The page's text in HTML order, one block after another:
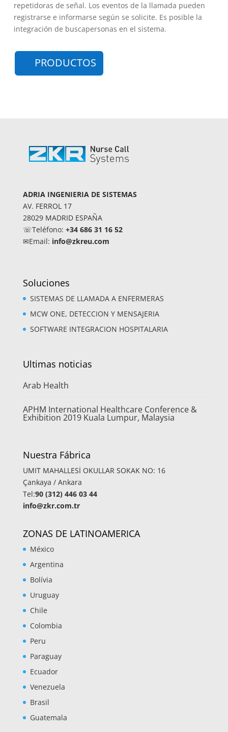
repetidoras de señal. Los eventos de la llamada pueden
registrarse e informarse según se solicite. Es posible la
integración de buscapersonas en el sistema.
PRODUCTOS
ADRIA INGENIERIA DE SISTEMAS
AV. FERROL 17
28029 MADRID ESPAÑA
☏Teléfono: +34 686 31 16 52
✉Email: info@zkreu.com
Soluciones
SISTEMAS DE LLAMADA A ENFERMERAS
MCW ONE, DETECCION Y MENSAJERIA
SOFTWARE INTEGRACION HOSPITALARIA
Ultimas noticias
Arab Health
APHM International Healthcare Conference &
Exhibition 2019 Kuala Lumpur, Malaysia
Nuestra Fábrica
UMIT MAHALLESİ OKULLAR SOKAK NO: 16
Çankaya / Ankara
Tel:90 (312) 446 03 44
info@zkr.com.tr
ZONAS DE LATINOAMERICA
México
Argentina
Bolívia
Uruguay
Chile
Colombia
Peru
Paraguay
Ecuador
Venezuela
Brasil
Guatemala